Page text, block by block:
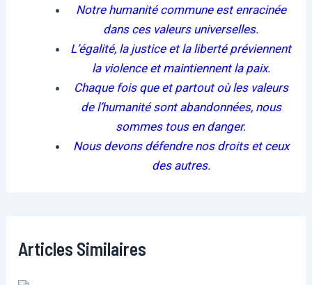
Notre humanité commune est enracinée
dans ces valeurs universelles.
L’égalité, la justice et la liberté préviennent
la violence et maintiennent la paix.
Chaque fois que et partout où les valeurs
de l’humanité sont abandonnées, nous
sommes tous en danger.
Nous devons défendre nos droits et ceux
des autres.
Articles Similaires